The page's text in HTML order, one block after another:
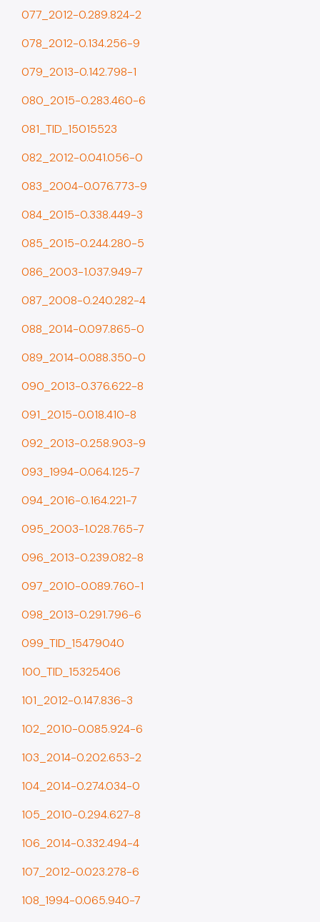
077_2012-0.289.824-2
078_2012-0.134.256-9
079_2013-0.142.798-1
080_2015-0.283.460-6
081_TID_15015523
082_2012-0.041.056-0
083_2004-0.076.773-9
084_2015-0.338.449-3
085_2015-0.244.280-5
086_2003-1.037.949-7
087_2008-0.240.282-4
088_2014-0.097.865-0
089_2014-0.088.350-0
090_2013-0.376.622-8
091_2015-0.018.410-8
092_2013-0.258.903-9
093_1994-0.064.125-7
094_2016-0.164.221-7
095_2003-1.028.765-7
096_2013-0.239.082-8
097_2010-0.089.760-1
098_2013-0.291.796-6
099_TID_15479040
100_TID_15325406
101_2012-0.147.836-3
102_2010-0.085.924-6
103_2014-0.202.653-2
104_2014-0.274.034-0
105_2010-0.294.627-8
106_2014-0.332.494-4
107_2012-0.023.278-6
108_1994-0.065.940-7